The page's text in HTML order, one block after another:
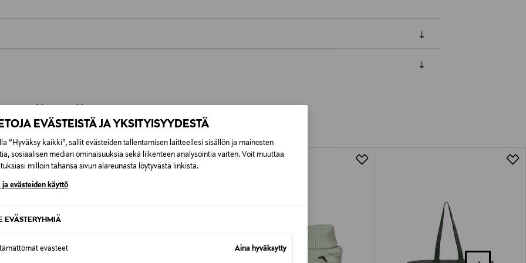
EVÄSTEISTÄ JA YKSITYISYYDESTÄ
“Hyväksy kaikki”, sallit evästeiden tallentamisen laitteellesi sisällön ja mainosten
sosiaalisen median ominaisuuksia sekä liikenteen analysointia varten. Voit muuttaa
milloin tahansa sivun alareunasta löytyvästä linkistä.
ja evästeiden käyttö
EVÄSTERYHMIÄ
evästeet Aina hyväksytty
7,90 €–50,00 € kuljetusyhtiöstä ja tuotteen koosta riippuen
Alk. 6,90 €, kun toimitus on saatavilla valittuun osoitteeseen.
NÄISTÄ